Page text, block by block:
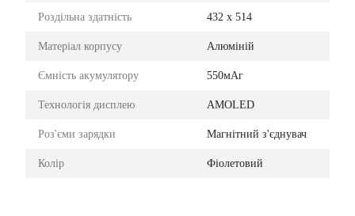
Роздільна здатність 432 х 514
Матеріал корпусу Алюміній
Ємність акумулятору 550мАг
Технологія дисплею AMOLED
Роз'єми зарядки Магнітний з'єднувач
Колір Фіолетовий